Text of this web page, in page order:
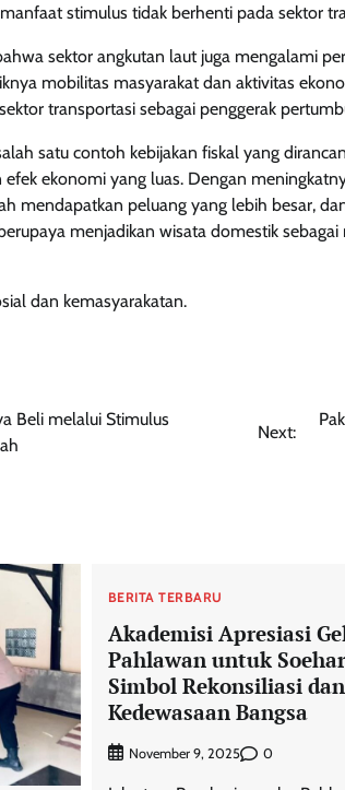
stimulus tidak berhenti pada sektor
sektor angkutan laut juga mengalami
mobilitas masyarakat dan aktivitas
transportasi sebagai penggerak
satu contoh kebijakan fiskal yang
efek ekonomi yang luas. Dengan
mendapatkan peluang yang lebih besar,
menjadikan wisata domestik
dan kemasyarakatan.
Beli melalui Stimulus
Next:
BERITA TERBARU
Akademisi Apresiasi
Pahlawan untuk
Simbol Rekonsiliasi dan
Kedewasaan Bangsa
November 9, 2025 0